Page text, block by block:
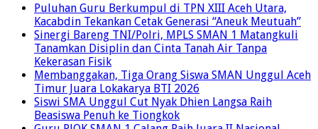
Puluhan Guru Berkumpul di TPN XIII Aceh Utara,
Kacabdin Tekankan Cetak Generasi “Aneuk Meutuah”
Sinergi Bareng TNI/Polri, MPLS SMAN 1 Matangkuli
Tanamkan Disiplin dan Cinta Tanah Air Tanpa
Kekerasan Fisik
Membanggakan, Tiga Orang Siswa SMAN Unggul Aceh
Timur Juara Lokakarya BTI 2026
Siswi SMA Unggul Cut Nyak Dhien Langsa Raih
Beasiswa Penuh ke Tiongkok